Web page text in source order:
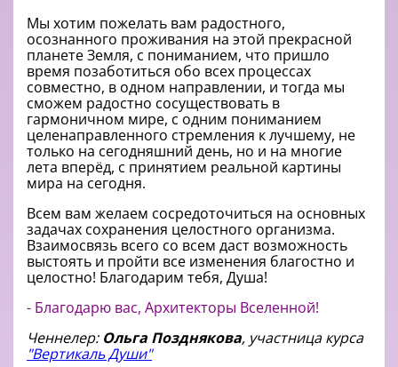
Мы хотим пожелать вам радостного,
осознанного проживания на этой прекрасной
планете Земля, с пониманием, что пришло
время позаботиться обо всех процессах
совместно, в одном направлении, и тогда мы
сможем радостно сосуществовать в
гармоничном мире, с одним пониманием
целенаправленного стремления к лучшему, не
только на сегодняшний день, но и на многие
лета вперёд, с принятием реальной картины
мира на сегодня.
Всем вам желаем сосредоточиться на основных
задачах сохранения целостного организма.
Взаимосвязь всего со всем даст возможность
выстоять и пройти все изменения благостно и
целостно! Благодарим тебя, Душа!
- Благодарю вас, Архитекторы Вселенной!
Ченнелер: Ольга Позднякова, участница курса
"Вертикаль Души"